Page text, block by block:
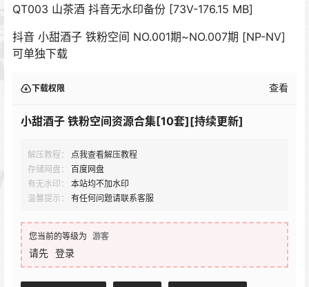
QT003 山茶酒 抖音无水印备份 [73V-176.15 MB]
抖音 小甜酒子 铁粉空间 NO.001期~NO.007期 [NP-NV]
可单独下载
下载权限 查看
小甜酒子 铁粉空间资源合集[10套][持续更新]
解压教程：
点我查看解压教程
存储网盘：
百度网盘
有无水印：
本站均不加水印
温馨提示：
有任何问题请联系客服
您当前的等级为 游客
请先 登录